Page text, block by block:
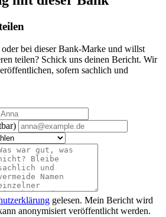
bei dieser Bank-Marke und willst
teilen? Schick uns deinen Bericht. Wir
sofern sachlich und
gelesen. Mein Bericht wird
anonymisiert veröffentlicht werden.